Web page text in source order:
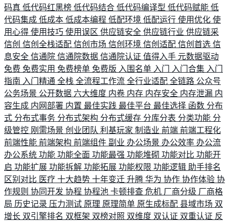
码真 低代码红黑榜 低代码结合 低代码编译型 低代码赋能 低
代码集成 低成本 低成本编程 低配环境 低配运行 使用优化 使
用心得 使用技巧 使用误区 供应链安全 供应链行业 供应链采
信创 信创全栈适配 信创市场 信创环境 信创适配 信创首选 信
息安全 信通院 信通院数据 信通院认证 值得入手 元数据驱动
免费 免费实用 免费榜单 免费版 入围名单 入门 入门合集 入门
指南 入门精通 全栈 全流程工作流 全行业适配 全链路 公众号
公务场景 公开数据 六大维度 内卷 内存 内存安全 内存泄漏 内
容生成 内网部署 内置 最佳实践 最佳平台 最佳选择 函数 分布
式 分布式事务 分布式架构 分布式缓存 分库分表 分类功能 分
级管控 刚需场景 创业团队 利基玩家 制造业 前端 前端工程化
前端性能 前端架构 前端组件 副业 办公场景 办公效率 办公流
办公系统 功能 功能全面 功能最强 功能堆砌 功能对比 功能开
启 功能扩展 功能拆解 功能拓展 功能权限 功能逻辑 助手排名
区别对比 医疗 十大趋势 十年变迁 升腾 华为 协作 协作体验 协
作规则 协同开发 协程 协程池 卡顿排查 危机 厂商分级 厂商格
局 历史记录 压力测试 原理 原理简单 原生成标配 县域市场 双
增长 双引擎排名 双框架 双榜对照 双维度 双认证 双重认证 反